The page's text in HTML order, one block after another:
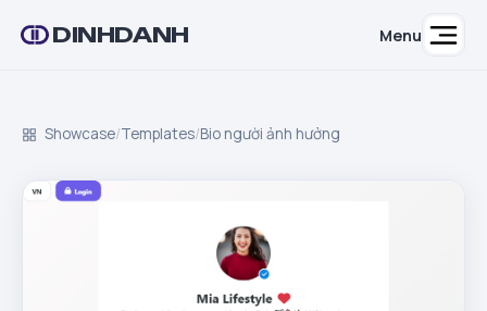
DINHDANH Menu
Showcase/Templates/Bio người ảnh hưởng